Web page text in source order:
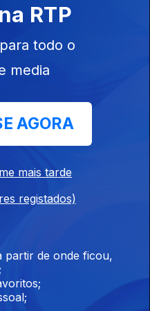
Minune - Concerto de
6.7.2025 (AP)
True Rubab ( 2006)
RTP
todo o
media
AGORA
mais tarde
registados)
partir de onde ficou,